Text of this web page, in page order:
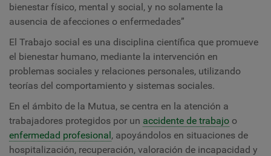
bienestar físico, mental y social, y no solamente la
ausencia de afecciones o enfermedades”
El Trabajo social es una disciplina científica que promueve
el bienestar humano, mediante la intervención en
problemas sociales y relaciones personales, utilizando
teorías del comportamiento y sistemas sociales.
En el ámbito de la Mutua, se centra en la atención a
trabajadores protegidos por un accidente de trabajo o
enfermedad profesional, apoyándolos en situaciones de
hospitalización, recuperación, valoración de incapacidad y